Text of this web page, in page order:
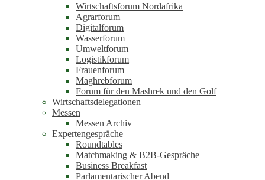
Wirtschaftsforum Nordafrika
Agrarforum
Digitalforum
Wasserforum
Umweltforum
Logistikforum
Frauenforum
Maghrebforum
Forum für den Mashrek und den Golf
Wirtschaftsdelegationen
Messen
Messen Archiv
Expertengespräche
Roundtables
Matchmaking & B2B-Gespräche
Business Breakfast
Parlamentarischer Abend